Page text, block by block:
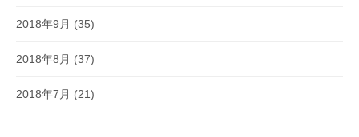
2018年9月 (35)
2018年8月 (37)
2018年7月 (21)